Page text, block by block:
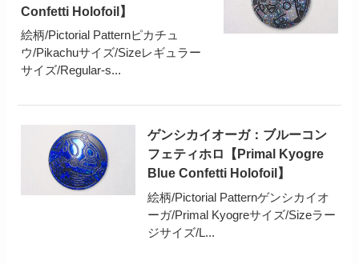
Confetti Holofoil】
絵柄/Pictorial Patternピカチュ
ウ/Pikachuサイズ/Sizeレギュラー
サイズ/Regular-s...
ゲンシカイオーガ：ブルーコン
フェティホロ【Primal Kyogre
Blue Confetti Holofoil】
絵柄/Pictorial Patternゲンシカイオ
ーガ/Primal Kyogreサイズ/Sizeラー
ジサイズ/L...